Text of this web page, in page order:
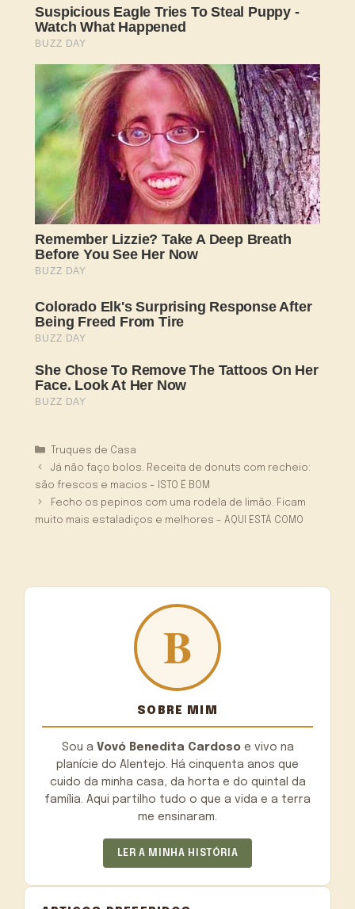
Categorias
Truques de Casa
Já não faço bolos. Receita de donuts com recheio:
são frescos e macios – ISTO É BOM
Fecho os pepinos com uma rodela de limão. Ficam
muito mais estaladiços e melhores – AQUI ESTÁ COMO
SOBRE MIM
Sou a Vovó Benedita Cardosoe vivo na
planície do Alentejo. Há cinquenta anos que
cuido da minha casa, da horta e do quintal da
família. Aqui partilho tudo o que a vida e a terra
me ensinaram.
LER A MINHA HISTÓRIA